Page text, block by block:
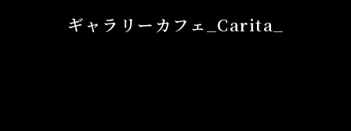
ギャラリーカフェ_Carita_